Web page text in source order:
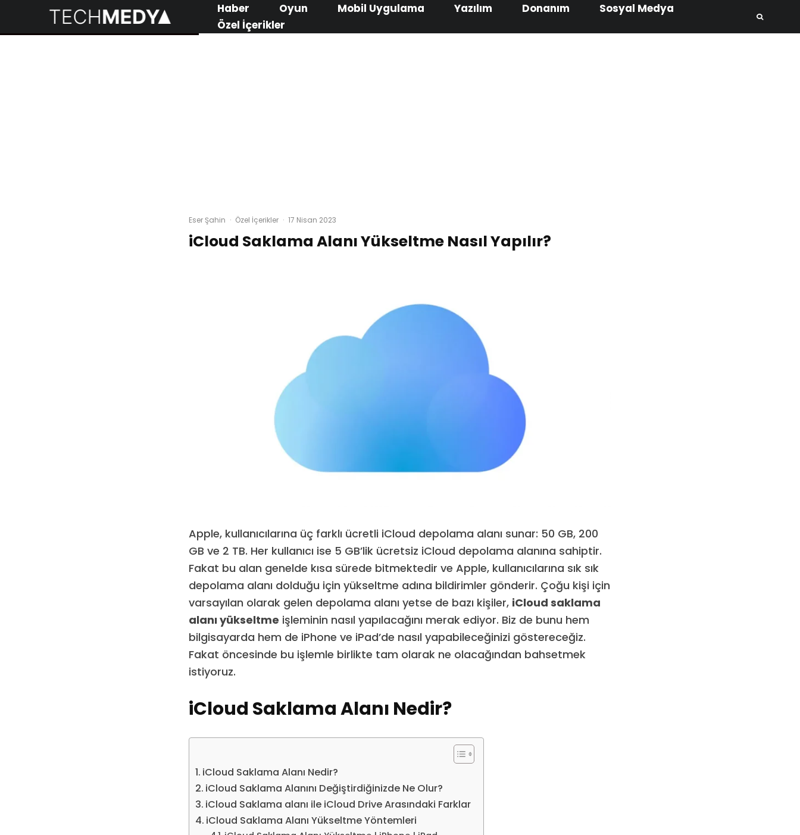
Haber Oyun Mobil Uygulama Yazılım Donanım
Sosyal Medya
Özel İçerikler
Eser Şahin · Özel İçerikler · 17 Nisan 2023
iCloud Saklama Alanı Yükseltme Nasıl Yapılır?
Apple, kullanıcılarına üç farklı ücretli iCloud depolama alanı sunar: 50 GB, 200
GB ve 2 TB. Her kullanıcı ise 5 GB’lik ücretsiz iCloud depolama alanına sahiptir.
Fakat bu alan genelde kısa sürede bitmektedir ve Apple, kullanıcılarına sık sık
depolama alanı dolduğu için yükseltme adına bildirimler gönderir. Çoğu kişi için
varsayılan olarak gelen depolama alanı yetse de bazı kişiler, iCloud saklama
alanı yükseltme işleminin nasıl yapılacağını merak ediyor. Biz de bunu hem
bilgisayarda hem de iPhone ve iPad’de nasıl yapabileceğinizi göstereceğiz.
Fakat öncesinde bu işlemle birlikte tam olarak ne olacağından bahsetmek
istiyoruz.
iCloud Saklama Alanı Nedir?
iCloud Saklama Alanı Nedir?
iCloud Saklama Alanını Değiştirdiğinizde Ne Olur?
iCloud Saklama alanı ile iCloud Drive Arasındaki Farklar
iCloud Saklama Alanı Yükseltme Yöntemleri